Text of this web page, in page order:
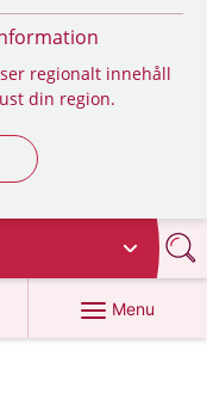
regionalt innehåll
din region.
Menu